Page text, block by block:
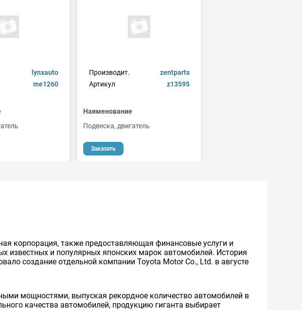
lynxauto
me1260
Производит.
zentparts
Артикул
z13595
Наименование
Подвеска, двигатель
Заказать
корпорация, также предоставляющая финансовые услуги и
известных и популярных японских марок автомобилей. История
создание отдельной компании Toyota Motor Co., Ltd. в августе
мощностями, выпуская рекордное количество автомобилей в
качества автомобилей, продукцию гиганта выбирает